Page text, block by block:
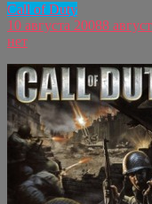
Call of Duty
10 августа 20088
нет